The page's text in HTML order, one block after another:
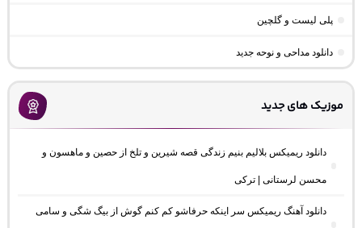
پلی لیست و گلچین
دانلود مداحی و نوحه جدید
موزیک های جدید
دانلود ریمیکس بلالیم بنیم زندگی قصه شیرین و تلخ از حصین و ماهسون و
محسن لرستانی | ترکی
دانلود آهنگ ریمیکس سر اینکه حرفاشو کم کنم گوش از بیگ شگی و سامی